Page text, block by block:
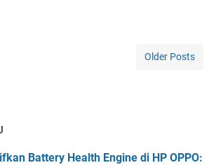
Older Posts
Battery Health Engine di HP OPPO: